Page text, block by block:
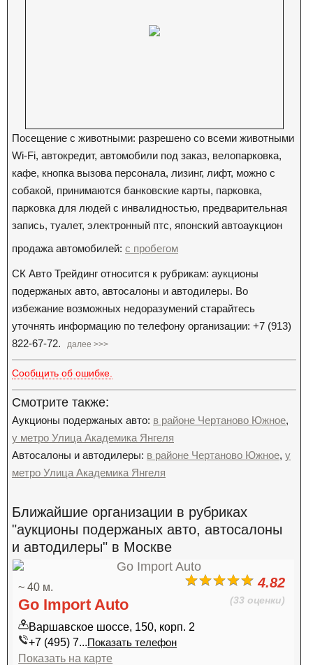
Посещение с животными: разрешено со всеми животными
Wi-Fi, автокредит, автомобили под заказ, велопарковка,
кафе, кнопка вызова персонала, лизинг, лифт, можно с
собакой, принимаются банковские карты, парковка,
парковка для людей с инвалидностью, предварительная
запись, туалет, электронный птс, японский автоаукцион
продажа автомобилей: с пробегом
СК Авто Трейдинг относится к рубрикам: аукционы
подержаных авто, автосалоны и автодилеры. Во
избежание возможных недоразумений старайтесь
уточнять информацию по телефону организации: +7 (913)
822-67-72.
далее >>>
Сообщить об ошибке.
Смотрите также:
Аукционы подержаных авто: в районе Чертаново Южное,
у метро Улица Академика Янгеля
Автосалоны и автодилеры: в районе Чертаново Южное, у
метро Улица Академика Янгеля
Ближайшие организации в рубриках
"аукционы подержаных авто, автосалоны
и автодилеры" в Москве
4.82
(33 оценки)
~ 40 м.
Go Import Auto
Варшавское шоссе, 150, корп. 2
+7 (495) 7...Показать телефон
Показать на карте